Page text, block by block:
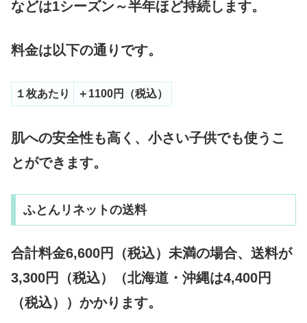
などは1シーズン～半年ほど持続します。
料金は以下の通りです。
１枚あたり ＋1100円（税込）
肌への安全性も高く、小さい子供でも使うこ
とができます。
ふとんリネットの送料
合計料金6,600円（税込）未満の場合、送料が
3,300円（税込）（北海道・沖縄は4,400円
（税込））かかります。